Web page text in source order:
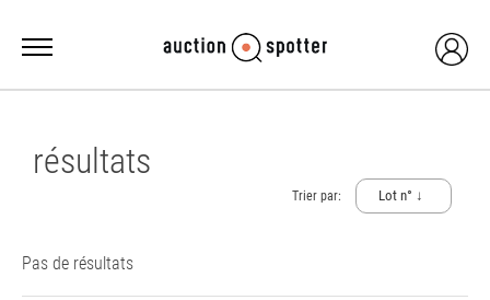
résultats
Trier par: Lot n° ↓
Pas de résultats